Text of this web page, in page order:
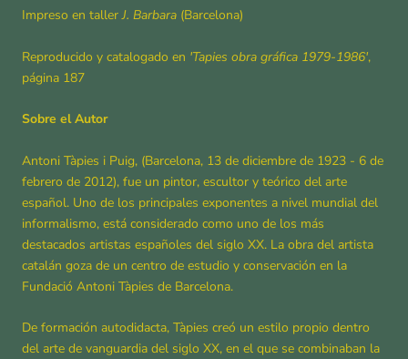
Impreso en tallerJ. Barbara (Barcelona)
Reproducido y catalogado en 'Tapies obra gráfica 1979-1986',
página 187
Sobre el Autor
Antoni Tàpies i Puig, (Barcelona, 13 de diciembre de 1923 - 6 de
febrero de 2012), fue un pintor, escultor y teórico del arte
español. Uno de los principales exponentes a nivel mundial del
informalismo, está considerado como uno de los más
destacados artistas españoles del siglo XX. La obra del artista
catalán goza de un centro de estudio y conservación en la
Fundació Antoni Tàpies de Barcelona.
De formación autodidacta, Tàpies creó un estilo propio dentro
del arte de vanguardia del siglo XX, en el que se combinaban la